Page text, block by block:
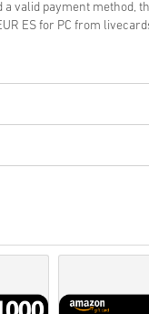
valid payment method,
ES for PC from
un vienkārša:
mūsu FAQ.
izstrādātājs, un